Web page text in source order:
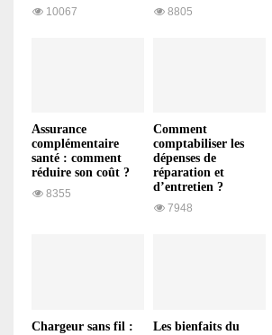
10067 8805
Assurance
complémentaire
santé : comment
réduire son coût ?
8355
Comment
comptabiliser les
dépenses de
réparation et
d’entretien ?
7948
Chargeur sans fil :
Les bienfaits du